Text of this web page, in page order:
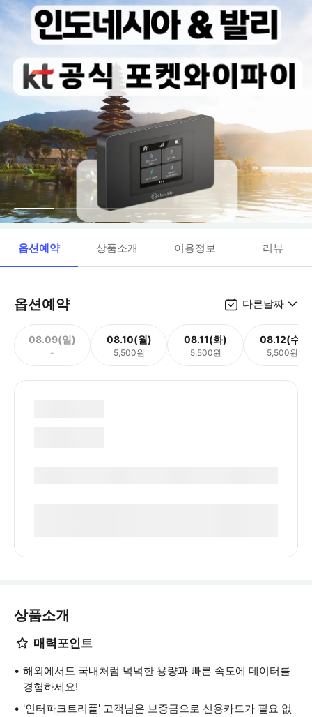
옵션예약 상품소개 이용정보 리뷰
옵션예약 다른날짜
08.09(일)
-
08.10(월)
5,500원
08.11(화)
5,500원
08.12(수)
5,500원
상품소개
매력포인트
해외에서도 국내처럼 넉넉한 용량과 빠른 속도에 데이터를
경험하세요!
'인터파크트리플' 고객님은 보증금으로 신용카드가 필요 없